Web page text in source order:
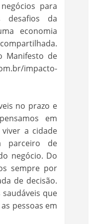
para
desafios da
economia
Manifesto de
impacto-
no prazo e
em
a cidade
parceiro de
negócio. Do
sempre por
de decisão.
que
pessoas em